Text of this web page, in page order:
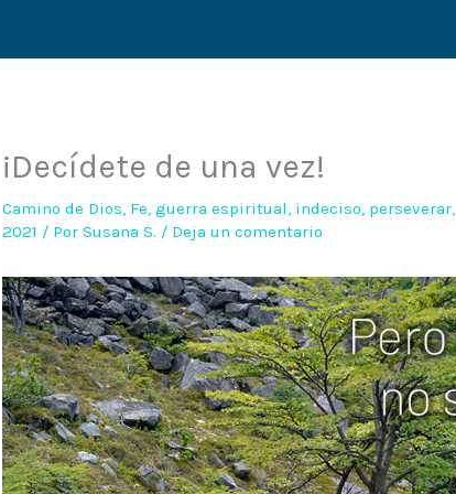
¡Decídete de una vez!
Camino de Dios, Fe,guerra espiritual, indeciso, perseverar,
2021 / PorSusana S. / Deja un comentario